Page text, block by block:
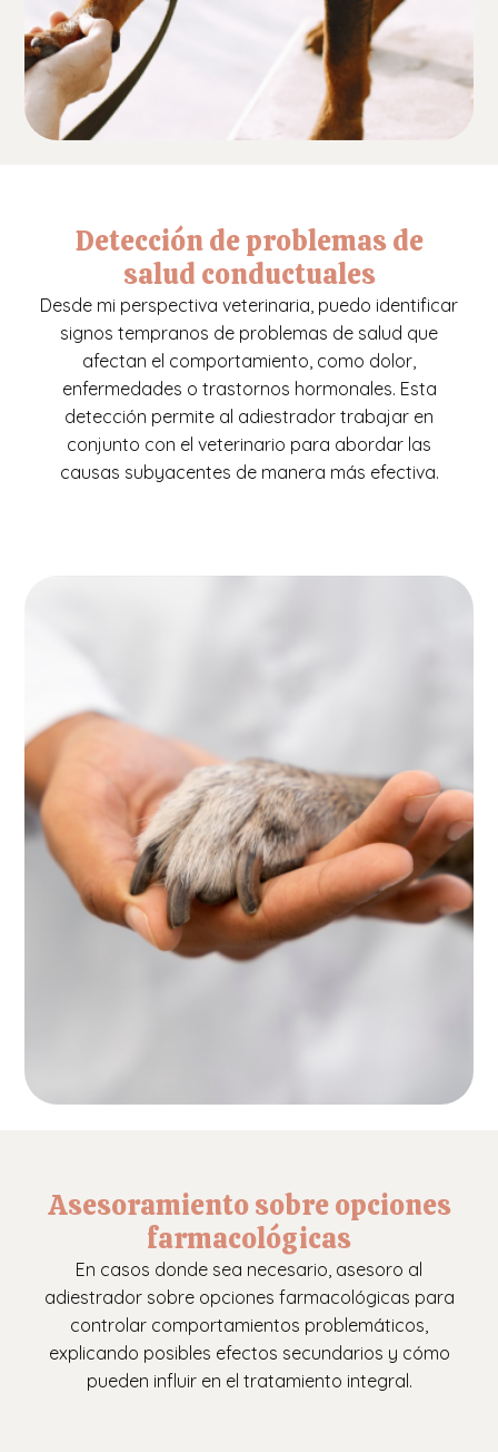
Detección de problemas de
salud conductuales
Desde mi perspectiva veterinaria, puedo identificar
signos tempranos de problemas de salud que
afectan el comportamiento, como dolor,
enfermedades o trastornos hormonales. Esta
detección permite al adiestrador trabajar en
conjunto con el veterinario para abordar las
causas subyacentes de manera más efectiva.
Asesoramiento sobre opciones
farmacológicas
En casos donde sea necesario, asesoro al
adiestrador sobre opciones farmacológicas para
controlar comportamientos problemáticos,
explicando posibles efectos secundarios y cómo
pueden influir en el tratamiento integral.